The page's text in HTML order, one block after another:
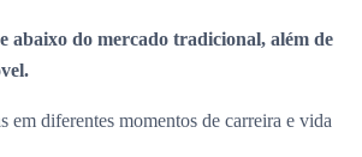
abaixo do mercado tradicional, além de
em diferentes momentos de carreira e vida